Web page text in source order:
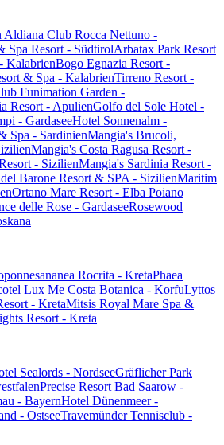
Aldiana Club Rocca Nettuno -
Spa Resort - SüdtirolArbatax Park Resort
KalabrienBogo Egnazia Resort -
& Spa - KalabrienTirreno Resort -
Funimation Garden -
Resort - ApulienGolfo del Sole Hotel -
- GardaseeHotel Sonnenalm -
Spa - SardinienMangia's Brucoli,
Mangia's Costa Ragusa Resort -
- SizilienMangia's Sardinia Resort -
Barone Resort & SPA - SizilienMaritim
Ortano Mare Resort - Elba Poiano
delle Rose - GardaseeRosewood
ananea Rocrita - KretaPhaea
Lux Me Costa Botanica - KorfuLyttos
- KretaMitsis Royal Mare Spa &
Resort - Kreta
Sealords - NordseeGräflicher Park
Precise Resort Bad Saarow -
- BayernHotel Dünenmeer -
- OstseeTravemünder Tennisclub -